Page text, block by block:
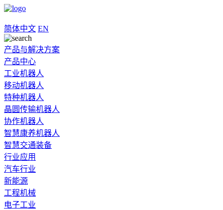
简体中文 EN
产品与解决方案
产品中心
工业机器人
移动机器人
特种机器人
晶圆传输机器人
协作机器人
智慧康养机器人
智慧交通装备
行业应用
汽车行业
新能源
工程机械
电子工业